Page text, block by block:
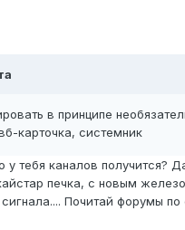
в принципе
карточка, системник
у тебя каналов получится?
печка, с новым
Почитай форумы по